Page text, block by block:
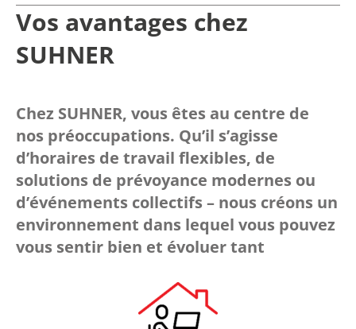
Vos avantages chez
SUHNER
Chez SUHNER, vous êtes au centre de
nos préoccupations. Qu’il s’agisse
d’horaires de travail flexibles, de
solutions de prévoyance modernes ou
d’événements collectifs – nous créons un
environnement dans lequel vous pouvez
vous sentir bien et évoluer tant